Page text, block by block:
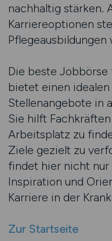
nachhaltig stärken.
Karriereoptionen
Die beste
bietet einen
Stellenangebote in
Sie hilft
Arbeitsplatz zu
Ziele gezielt zu
findet hier nicht nur
Inspiration und
Karriere in der
Zur Startseite